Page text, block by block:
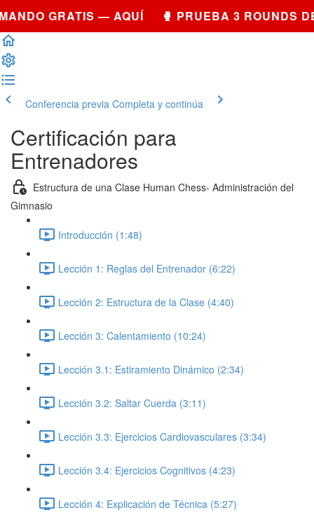
GRATIS — AQUÍ 🥊 PRUEBA 3 ROUNDS
Conferencia previa Completa y continúa
Certificación para
Entrenadores
Estructura de una Clase Human Chess- Administración del
Gimnasio
Introducción (1:48)
Lección 1: Reglas del Entrenador (6:22)
Lección 2: Estructura de la Clase (4:40)
Lección 3: Calentamiento (10:24)
Lección 3.1: Estiramiento Dinámico (2:34)
Lección 3.2: Saltar Cuerda (3:11)
Lección 3.3: Ejercicios Cardiovasculares (3:34)
Lección 3.4: Ejercicios Cognitivos (4:23)
Lección 4: Explicación de Técnica (5:27)